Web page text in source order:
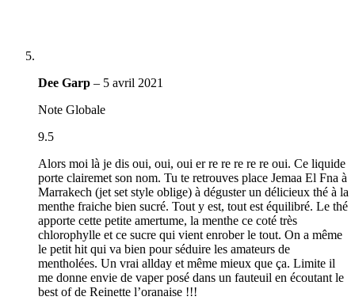
Dee Garp – 5 avril 2021
Note Globale
9.5
Alors moi là je dis oui, oui, oui er re re re re re oui. Ce liquide
porte clairemet son nom. Tu te retrouves place Jemaa El Fna à
Marrakech (jet set style oblige) à déguster un délicieux thé à la
menthe fraiche bien sucré. Tout y est, tout est équilibré. Le thé
apporte cette petite amertume, la menthe ce coté très
chlorophylle et ce sucre qui vient enrober le tout. On a même
le petit hit qui va bien pour séduire les amateurs de
mentholées. Un vrai allday et même mieux que ça. Limite il
me donne envie de vaper posé dans un fauteuil en écoutant le
best of de Reinette l’oranaise !!!